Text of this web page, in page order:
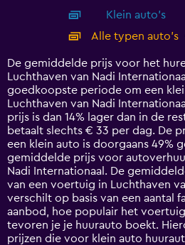
14
categories.
The
chart
has
1
Y
axis
displaying
values.
Range:
0
to
90.
Klein auto's
Alle typen auto's
De gemiddelde prijs voor het
Luchthaven van Nadi
goedkoopste periode om een
Luchthaven van Nadi
prijs is dan 14% lager dan in de
betaalt slechts € 33 per dag. De
een klein auto is doorgaans 49%
gemiddelde prijs voor
Nadi Internationaal. De
van een voertuig in Luchthaven
verschilt op basis van een aantal
aanbod, hoe populair het
tevoren je je huurauto boekt.
prijzen die voor klein auto